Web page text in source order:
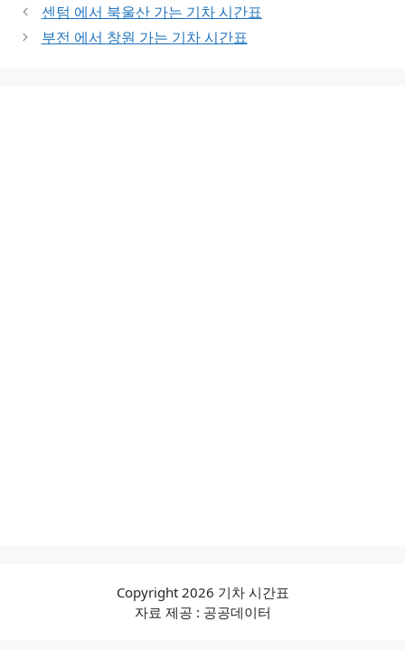
센텀 에서 북울산 가는 기차 시간표
부전 에서 창원 가는 기차 시간표
Copyright 2026 기차 시간표
자료 제공 : 공공데이터